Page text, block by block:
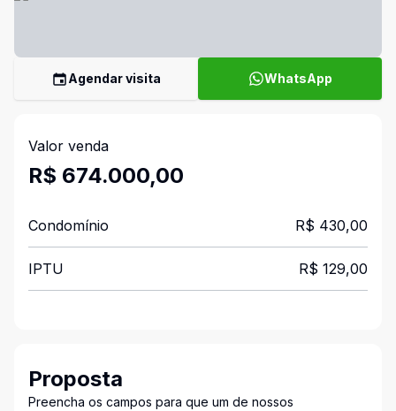
Agendar visita WhatsApp
Valor venda
R$ 674.000,00
Condomínio R$ 430,00
IPTU R$ 129,00
Proposta
Preencha os campos para que um de nossos